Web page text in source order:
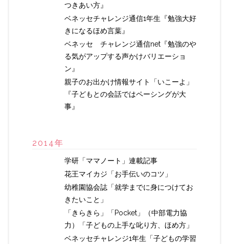
つきあい方』
ベネッセチャレンジ通信1年生『勉強大好
きになるほめ言葉』
ベネッセ チャレンジ通信net『勉強のや
る気がアップする声かけバリエーショ
ン』
親子のお出かけ情報サイト「いこーよ」
『子どもとの会話ではペーシングが大
事』
2014年
学研「ママノート」連載記事
花王マイカジ「お手伝いのコツ」
幼稚園協会誌「就学までに身につけてお
きたいこと」
「きらきら」「Pocket」（中部電力協
力）「子どもの上手な叱り方、ほめ方」
ベネッセチャレンジ1年生「子どもの学習